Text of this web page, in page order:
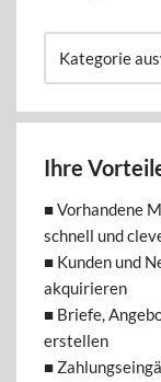
Ihre
■ Vorhandene
schnell und
■ Kunden und
akquirieren
■ Briefe,
erstellen
■